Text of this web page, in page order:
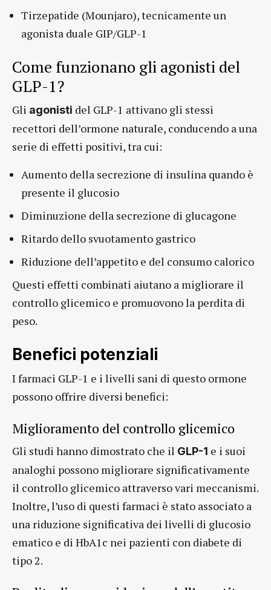
Tirzepatide (Mounjaro), tecnicamente un
agonista duale GIP/GLP-1
Come funzionano gli agonisti del
GLP-1?
Gli agonisti del GLP-1 attivano gli stessi
recettori dell’ormone naturale, conducendo a una
serie di effetti positivi, tra cui:
Aumento della secrezione di insulina quando è
presente il glucosio
Diminuzione della secrezione di glucagone
Ritardo dello svuotamento gastrico
Riduzione dell’appetito e del consumo calorico
Questi effetti combinati aiutano a migliorare il
controllo glicemico e promuovono la perdita di
peso.
Benefici potenziali
I farmaci GLP-1 e i livelli sani di questo ormone
possono offrire diversi benefici:
Miglioramento del controllo glicemico
Gli studi hanno dimostrato che il GLP-1 e i suoi
analoghi possono migliorare significativamente
il controllo glicemico attraverso vari meccanismi.
Inoltre, l’uso di questi farmaci è stato associato a
una riduzione significativa dei livelli di glucosio
ematico e di HbA1c nei pazienti con diabete di
tipo 2.